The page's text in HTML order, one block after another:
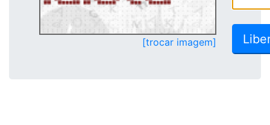
[trocar imagem]